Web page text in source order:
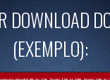
DOWNLOAD
(EXEMPLO):